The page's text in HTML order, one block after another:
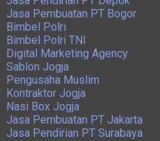
Jasa Pembuatan PT Bogor
Bimbel Polri
Bimbel Polri TNI
Digital Marketing Agency
Sablon Jogja
Pengusaha Muslim
Kontraktor Jogja
Nasi Box Jogja
Jasa Pembuatan PT Jakarta
Jasa Pendirian PT Surabaya